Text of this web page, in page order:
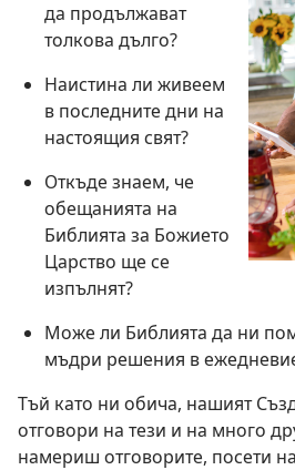
да продължават
толкова дълго?
Наистина ли живеем
в последните дни на
настоящия свят?
Откъде знаем, че
обещанията на
Библията за Божието
Царство ще се
изпълнят?
Може ли Библията да ни
мъдри решения в
Тъй като ни обича, нашият
отговори на тези и на много
намериш отговорите, посети